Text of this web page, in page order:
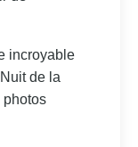
incroyable
de la
photos